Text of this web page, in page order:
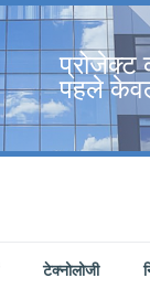
प्रोजेक्ट
पहले
टेक्नोलोजी